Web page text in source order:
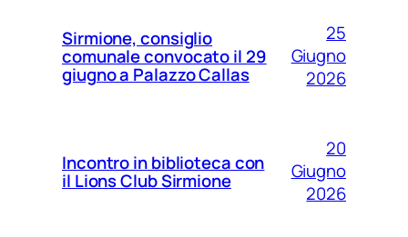
Sirmione, consiglio
comunale convocato il 29
giugno a Palazzo Callas
25
Giugno
2026
Incontro in biblioteca con
il Lions Club Sirmione
20
Giugno
2026